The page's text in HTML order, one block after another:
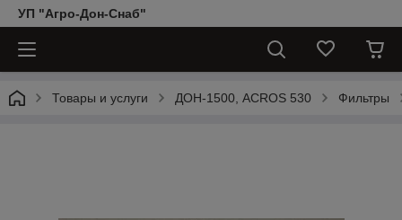
УП "Агро-Дон-Снаб"
Товары и услуги ДОН-1500, АCROS 530 Фильтры